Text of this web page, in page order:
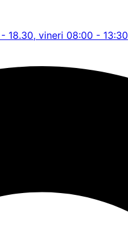
18.30, vineri 08:00 - 13:30